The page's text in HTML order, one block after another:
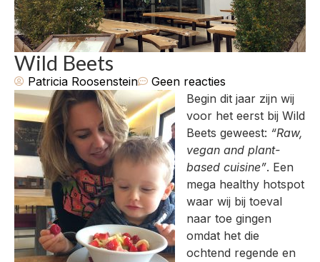
Wild Beets
Patricia Roosenstein
Geen reacties
Begin dit jaar zijn wij
voor het eerst bij Wild
Beets geweest: “Raw,
vegan and plant-
based cuisine”. Een
mega healthy hotspot
waar wij bij toeval
naar toe gingen
omdat het die
ochtend regende en